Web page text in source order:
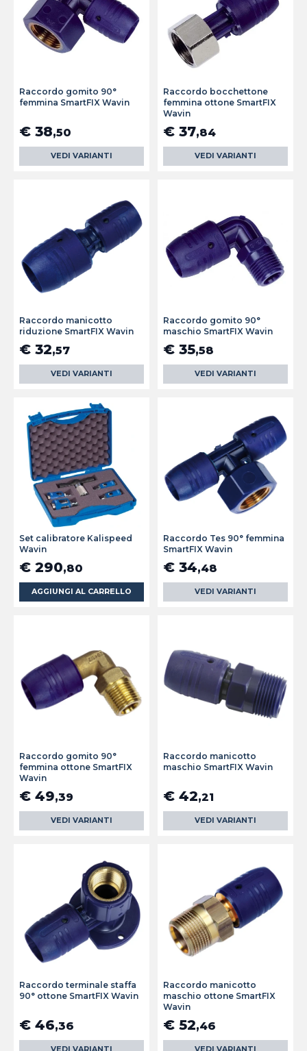
Raccordo gomito 90°
femmina SmartFIX Wavin
€ 38,50
VEDI VARIANTI
Raccordo bocchettone
femmina ottone SmartFIX
Wavin
€ 37,84
VEDI VARIANTI
Raccordo manicotto
riduzione SmartFIX Wavin
€ 32,57
VEDI VARIANTI
Raccordo gomito 90°
maschio SmartFIX Wavin
€ 35,58
VEDI VARIANTI
Set calibratore Kalispeed
Wavin
€ 290,80
AGGIUNGI AL CARRELLO
Raccordo Tes 90° femmina
SmartFIX Wavin
€ 34,48
VEDI VARIANTI
Raccordo gomito 90°
femmina ottone SmartFIX
Wavin
€ 49,39
VEDI VARIANTI
Raccordo manicotto
maschio SmartFIX Wavin
€ 42,21
VEDI VARIANTI
Raccordo terminale staffa
90° ottone SmartFIX Wavin
€ 46,36
Raccordo manicotto
maschio ottone SmartFIX
Wavin
€ 52,46